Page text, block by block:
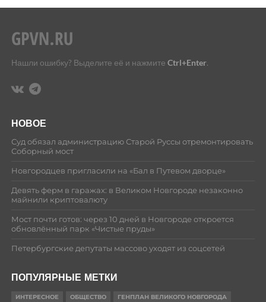
Нашли ошибку? Выделите её и нажмите Ctrl+Enter.
НОВОЕ
Суд обязал администрацию Старой Руссы отремонтировать
Соборный мост
Новгородцев пригласили на «Бал в Путевом дворце»
Девять ферм в гаражах: в Великом Новгороде незаконно
майнили криптовалюту
Мост почти готов: через 10 дней в Новгороде откроется
обновлённый парк «Чистые пруды»
Петербургские депутаты массово уходят из соцсетей
ПОПУЛЯРНЫЕ МЕТКИ
ИНТЕРЕСНОЕ ОБЩЕСТВО ГЕНПЛАН ВЕЛИКОГО НОВГОРОДА